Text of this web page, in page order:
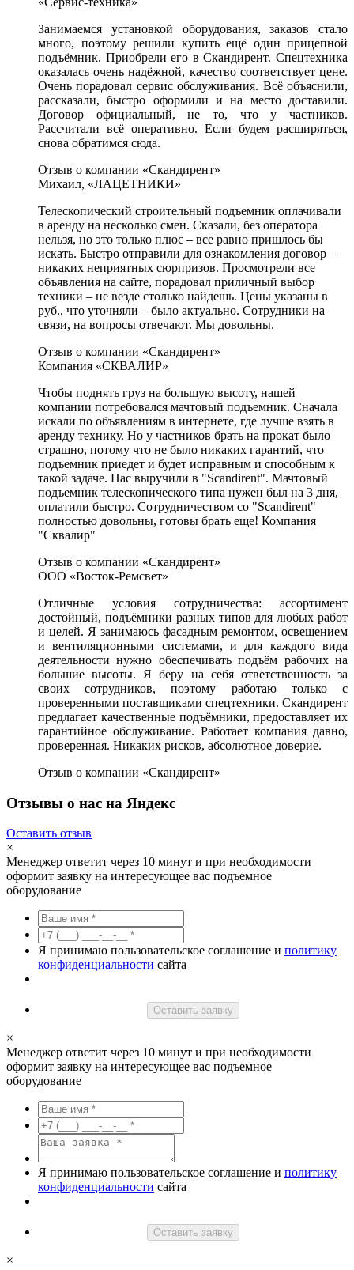
Занимаемся установкой оборудования, заказов стало
много, поэтому решили купить ещё один прицепной
подъёмник. Приобрели его в Скандирент. Спецтехника
оказалась очень надёжной, качество соответствует цене.
Очень порадовал сервис обслуживания. Всё объяснили,
рассказали, быстро оформили и на место доставили.
Договор официальный, не то, что у частников.
Рассчитали всё оперативно. Если будем расширяться,
снова обратимся сюда.
Отзыв о компании «Скандирент»
Михаил, «ЛАЦЕТНИКИ»
Телескопический строительный подъемник оплачивали
в аренду на несколько смен. Сказали, без оператора
нельзя, но это только плюс – все равно пришлось бы
искать. Быстро отправили для ознакомления договор –
никаких неприятных сюрпризов. Просмотрели все
объявления на сайте, порадовал приличный выбор
техники – не везде столько найдешь. Цены указаны в
руб., что уточняли – было актуально. Сотрудники на
связи, на вопросы отвечают. Мы довольны.
Отзыв о компании «Скандирент»
Компания «СКВАЛИР»
Чтобы поднять груз на большую высоту, нашей
компании потребовался мачтовый подъемник. Сначала
искали по объявлениям в интернете, где лучше взять в
аренду технику. Но у частников брать на прокат было
страшно, потому что не было никаких гарантий, что
подъемник приедет и будет исправным и способным к
такой задаче. Нас выручили в "Scandirent". Мачтовый
подъемник телескопического типа нужен был на 3 дня,
оплатили быстро. Сотрудничеством со "Scandirent"
полностью довольны, готовы брать еще! Компания
"Сквалир"
Отзыв о компании «Скандирент»
ООО «Восток-Ремсвет»
Отличные условия сотрудничества: ассортимент
достойный, подъёмники разных типов для любых работ
и целей. Я занимаюсь фасадным ремонтом, освещением
и вентиляционными системами, и для каждого вида
деятельности нужно обеспечивать подъём рабочих на
большие высоты. Я беру на себя ответственность за
своих сотрудников, поэтому работаю только с
проверенными поставщиками спецтехники. Скандирент
предлагает качественные подъёмники, предоставляет их
гарантийное обслуживание. Работает компания давно,
проверенная. Никаких рисков, абсолютное доверие.
Отзыв о компании «Скандирент»
Отзывы о нас на Яндекс
Оставить отзыв
×
Менеджер ответит через 10 минут и при необходимости
оформит заявку на интересующее вас подъемное
оборудование
Я принимаю пользовательское соглашение и политику
конфиденциальности сайта
Оставить заявку
×
Менеджер ответит через 10 минут и при необходимости
оформит заявку на интересующее вас подъемное
оборудование
Я принимаю пользовательское соглашение и политику
конфиденциальности сайта
Оставить заявку
×